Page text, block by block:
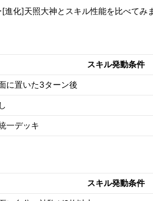
化]天照大神とスキル性能を比べてみ
スキル発動条件
に置いた3ターン後
一デッキ
スキル発動条件